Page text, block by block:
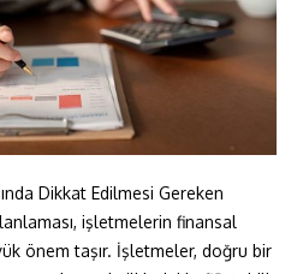
Dikkat Edilmesi Gereken
işletmelerin finansal
önem taşır. İşletmeler, doğru bir